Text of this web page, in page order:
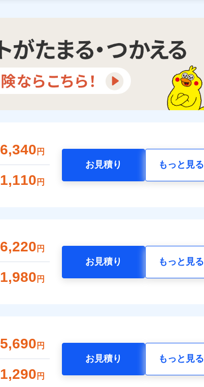
円
円
お見積り もっと見る
円
円
お見積り もっと見る
円
円
お見積り もっと見る